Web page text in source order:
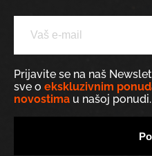
Prijavite se na naš
sve o ekskluzivnim
novostima u našoj ponudi.